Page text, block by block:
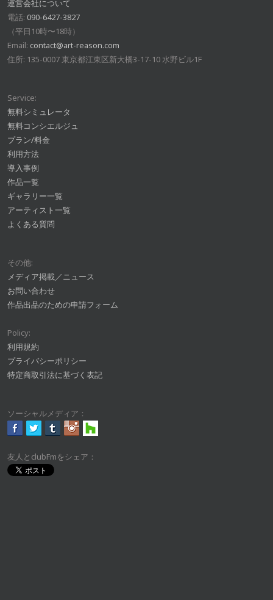
運営会社について
電話: 090-6427-3827
（平日10時〜18時）
Email: contact@art-reason.com
住所: 135-0007 東京都江東区新大橋3-17-10 水野ビル1F
Service:
無料シミュレータ
無料コンシエルジュ
プラン/料金
利用方法
導入事例
作品一覧
ギャラリー一覧
アーティスト一覧
よくある質問
その他:
メディア掲載／ニュース
お問い合わせ
作品出品のための申請フォーム
Policy:
利用規約
プライバシーポリシー
特定商取引法に基づく表記
ソーシャルメディア：
友人とclubFmをシェア：